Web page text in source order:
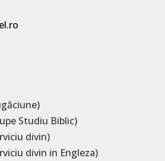
Studiu Biblic)
divin)
divin in Engleza)